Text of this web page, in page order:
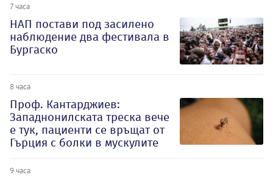
7 часа
НАП постави под засилено
наблюдение два фестивала в
Бургаско
8 часа
Проф. Кантарджиев:
Западнонилската треска вече
е тук, пациенти се връщат от
Гърция с болки в мускулите
9 часа